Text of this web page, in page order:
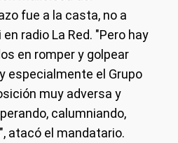
fue a la casta, no a
radio La Red. "Pero hay
en romper y golpear
especialmente el Grupo
muy adversa y
calumniando,
atacó el mandatario.